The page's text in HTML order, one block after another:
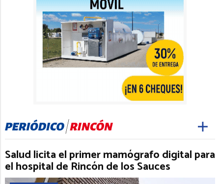
Salud licita el primer mamógrafo digital para
el hospital de Rincón de los Sauces